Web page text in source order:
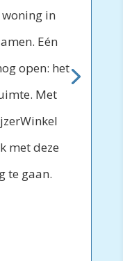
in
Eén
open: het
Met
met deze
te gaan.